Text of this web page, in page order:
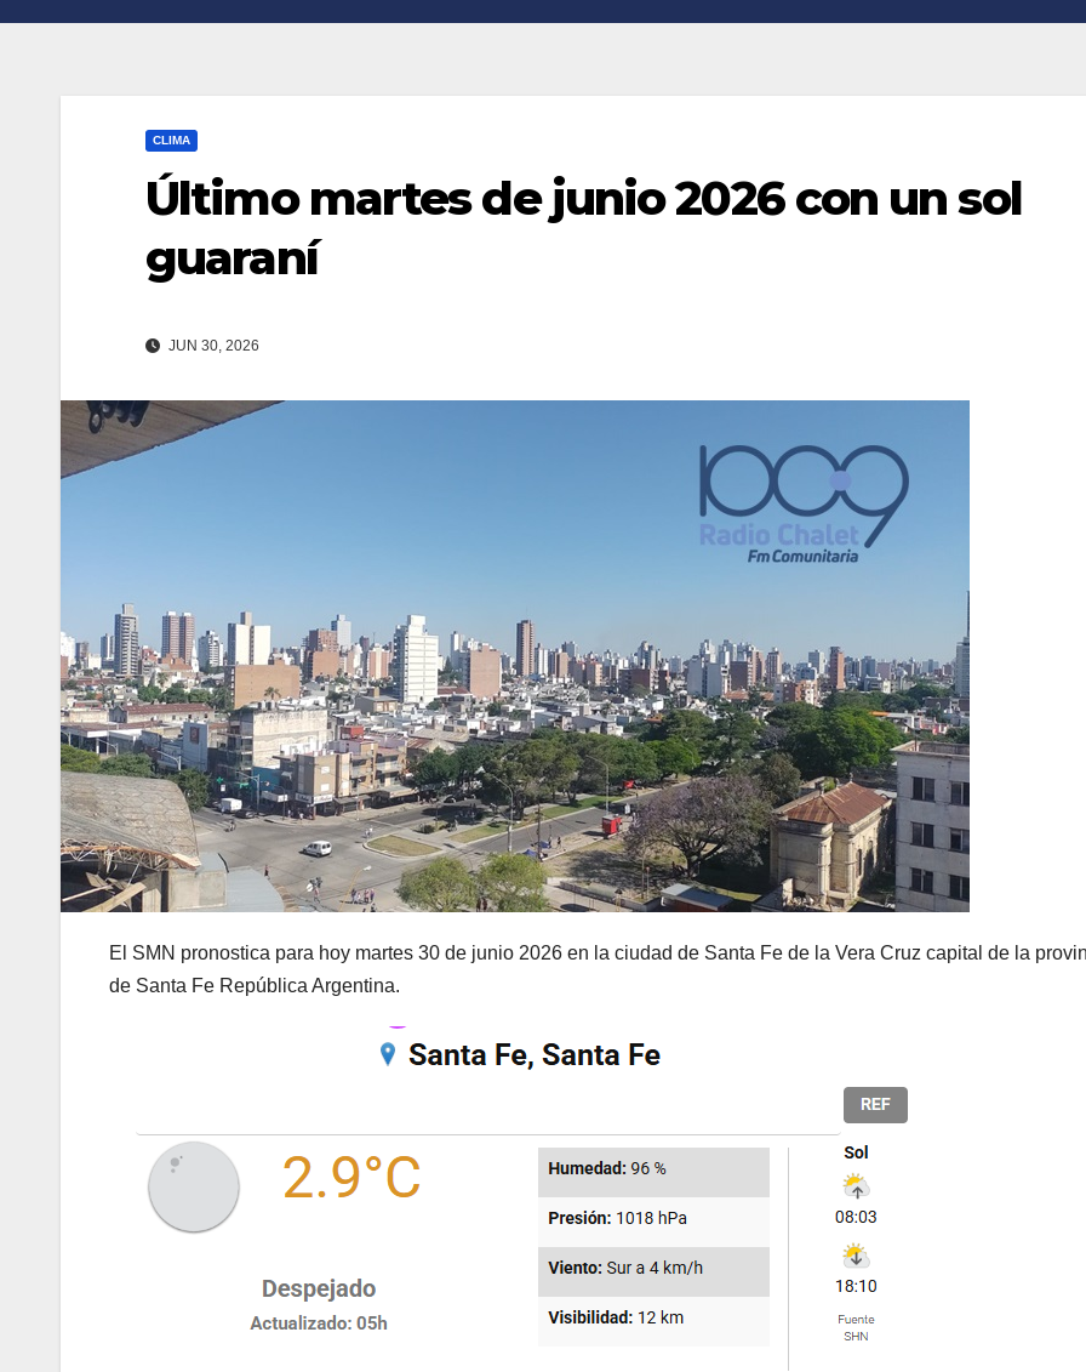
CLIMA
Último martes de junio 2026 con un sol
guaraní
JUN 30, 2026
El SMN pronostica para hoy martes 30 de junio 2026 en la ciudad de Santa Fe de la Vera Cruz capital de la
de Santa Fe República Argentina.
n